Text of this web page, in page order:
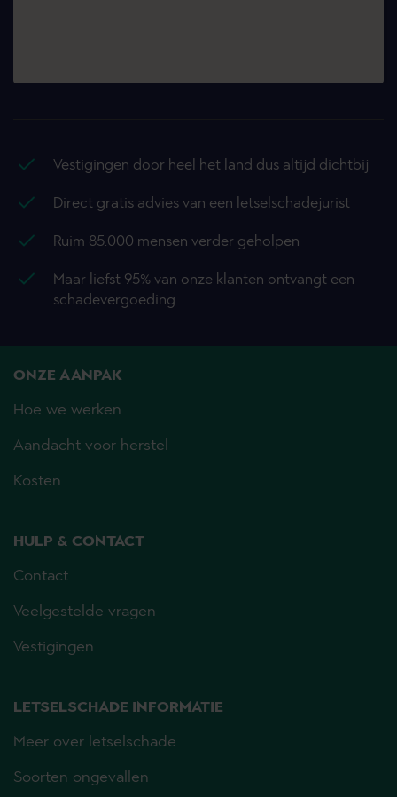
Vestigingen door heel het land dus altijd dichtbij
Direct gratis advies van een letselschadejurist
Ruim 85.000 mensen verder geholpen
Maar liefst 95% van onze klanten ontvangt een
schadevergoeding
ONZE AANPAK
Hoe we werken
Aandacht voor herstel
Kosten
HULP & CONTACT
Contact
Veelgestelde vragen
Vestigingen
LETSELSCHADE INFORMATIE
Meer over letselschade
Soorten ongevallen